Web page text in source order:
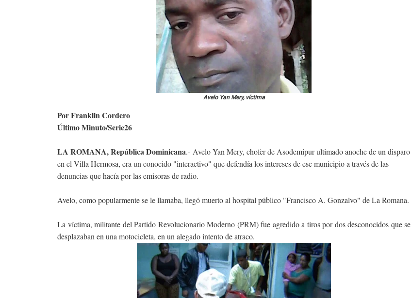
Avelo Yan Mery, víctima
Por Franklin Cordero
Último Minuto/Serie26
LA ROMANA, República Dominicana.- Avelo Yan Mery, chofer de Asodemipur ultimado anoche de un disparo
en el Villa Hermosa, era un conocido "interactivo" que defendía los intereses de ese municipio a través de las
denuncias que hacía por las emisoras de radio.
Avelo, como popularmente se le llamaba, llegó muerto al hospital público "Francisco A. Gonzalvo" de La Romana.
La víctima, militante del Partido Revolucionario Moderno (PRM) fue agredido a tiros por dos desconocidos que se
desplazaban en una motocicleta, en un alegado intento de atraco.